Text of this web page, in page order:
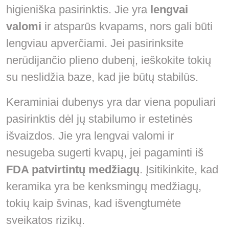
higieniška pasirinktis. Jie yra lengvai
valomi ir atsparūs kvapams, nors gali būti
lengviau apverčiami. Jei pasirinksite
nerūdijančio plieno dubenį, ieškokite tokių
su neslidžia baze, kad jie būtų stabilūs.
Keraminiai dubenys yra dar viena populiari
pasirinktis dėl jų stabilumo ir estetinės
išvaizdos. Jie yra lengvai valomi ir
nesugeba sugerti kvapų, jei pagaminti iš
FDA patvirtintų medžiagų. Įsitikinkite, kad
keramika yra be kenksmingų medžiagų,
tokių kaip švinas, kad išvengtumėte
sveikatos rizikų.